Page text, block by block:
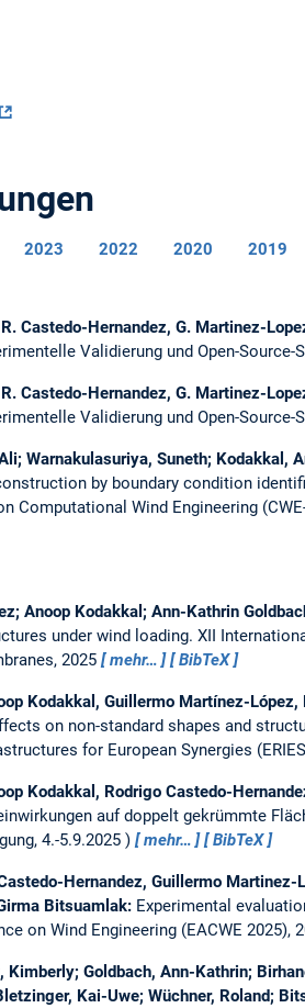
2023 2022 2020 2019
Castedo-Hernandez, G. Martinez-
Validierung und Open-Source-
Castedo-Hernandez, G. Martinez-
Validierung und Open-Source-
Warnakulasuriya, Suneth; Kodakkal,
by boundary condition
Computational Wind Engineering
Anoop Kodakkal; Ann-Kathrin
under wind loading. XII
2025
mehr… BibTeX
Kodakkal, Guillermo Martínez-
on non-standard shapes and
for European Synergies
Kodakkal, Rodrigo Castedo-
auf doppelt gekrümmte
4.-5.9.2025 mehr… BibTeX
Hernandez, Guillermo
Bitsuamlak: Experimental
on Wind Engineering (EACWE 2025),
Kimberly; Goldbach, Ann-Kathrin;
Kai-Uwe; Wüchner, Roland;